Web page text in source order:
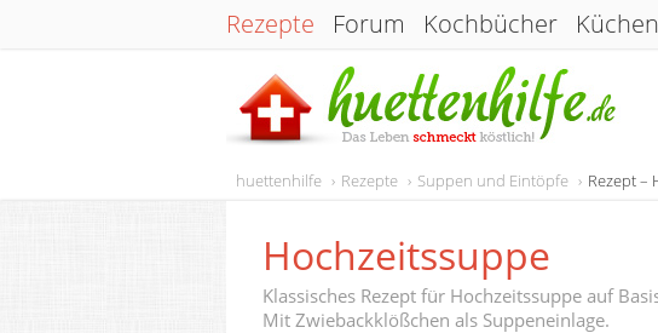
Rezepte Forum Kochbücher
huettenhilfe Rezepte Suppen und Eintöpfe Rezept –
Hochzeitssuppe
Klassisches Rezept für Hochzeitssuppe auf
Mit Zwiebackklößchen als Suppeneinlage.